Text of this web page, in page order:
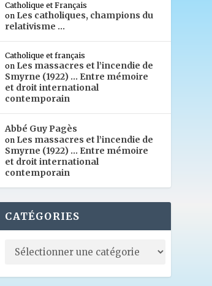
Catholique et Français
on Les catholiques, champions du
relativisme …
Catholique et français
on Les massacres et l’incendie de
Smyrne (1922) … Entre mémoire
et droit international
contemporain
Abbé Guy Pagès
on Les massacres et l’incendie de
Smyrne (1922) … Entre mémoire
et droit international
contemporain
CATÉGORIES